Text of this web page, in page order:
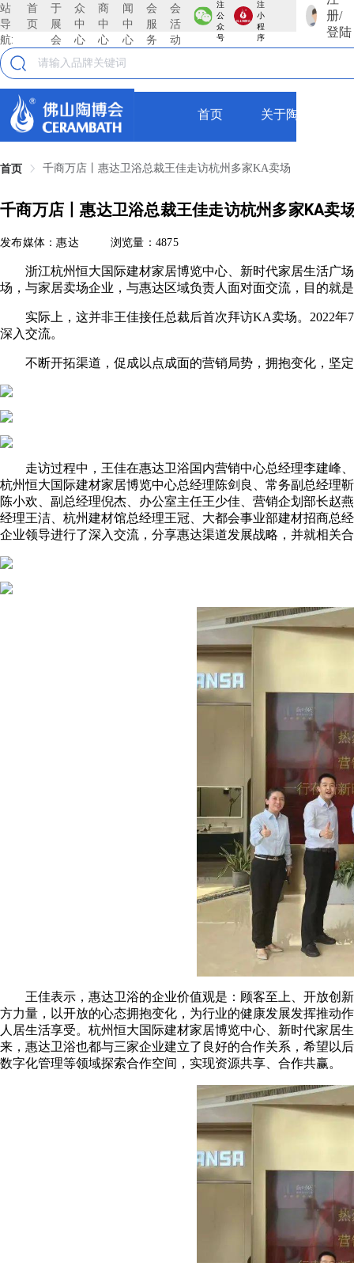
站
导
航:
首
页
于
展
会
众
中
心
商
中
心
闻
中
心
会
服
务
会
活
动
注
公
众
号
注
小
程
序
册/
登陆
首页 关于陶博会
首页 千商万店丨惠达卫浴总裁王佳走访杭州多家KA卖场
千商万店丨惠达卫浴总裁王佳走访杭州多家KA卖
发布媒体：惠达 浏览量：4875
浙江杭州恒大国际建材家居博览中心、新时代家居生活广
场，与家居卖场企业，与惠达区域负责人面对面交流，目的就
实际上，这并非王佳接任总裁后首次拜访KA卖场。2022
深入交流。
不断开拓渠道，促成以点成面的营销局势，拥抱变化，坚
走访过程中，王佳在惠达卫浴国内营销中心总经理李建峰
杭州恒大国际建材家居博览中心总经理陈剑良、常务副总经理
陈小欢、副总经理倪杰、办公室主任王少佳、营销企划部长赵
经理王洁、杭州建材馆总经理王冠、大都会事业部建材招商总
企业领导进行了深入交流，分享惠达渠道发展战略，并就相关
王佳表示，惠达卫浴的企业价值观是：顾客至上、开放创
方力量，以开放的心态拥抱变化，为行业的健康发展发挥推动
人居生活享受。杭州恒大国际建材家居博览中心、新时代家
来，惠达卫浴也都与三家企业建立了良好的合作关系，希望以
数字化管理等领域探索合作空间，实现资源共享、合作共赢。